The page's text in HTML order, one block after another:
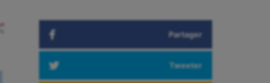
Partager
Tweeter